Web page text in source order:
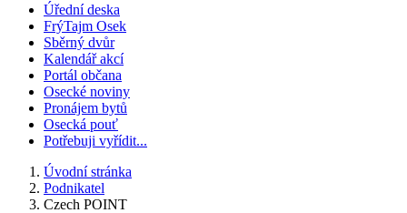
Úřední deska
FrýTajm Osek
Sběrný dvůr
Kalendář akcí
Portál občana
Osecké noviny
Pronájem bytů
Osecká pouť
Potřebuji vyřídit...
Úvodní stránka
Podnikatel
Czech POINT